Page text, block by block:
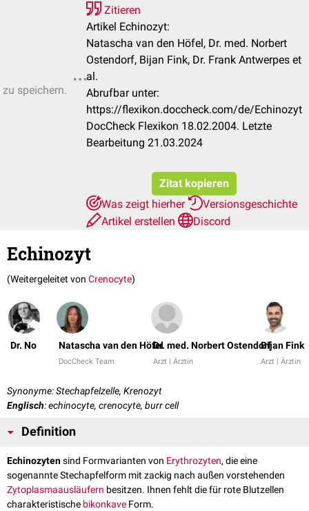
speichern.
Zitieren
Artikel Echinozyt:
Natascha van den Höfel, Dr. med. Norbert
Ostendorf, Bijan Fink, Dr. Frank Antwerpes et
al.
Abrufbar unter:
https://flexikon.doccheck.com/de/Echinozyt
DocCheck Flexikon 18.02.2004. Letzte
Bearbeitung 21.03.2024
Zitat kopieren
Was zeigt hierher
Versionsgeschichte
Artikel erstellen
Discord
Echinozyt
(Weitergeleitet von Crenocyte)
Dr. No Natascha van den Höfel
DocCheck Team
Dr. med. Norbert Ostendorf
Arzt | Ärztin
Bijan Fink
Arzt | Ärztin
Synonyme: Stechapfelzelle, Krenozyt
Englisch: echinocyte, crenocyte, burr cell
Definition
Echinozytensind Formvarianten von Erythrozyten, die eine
sogenannte Stechapfelform mit zackig nach außen vorstehenden
Zytoplasmaausläufern besitzen. Ihnen fehlt die für rote Blutzellen
charakteristische bikonkave Form.